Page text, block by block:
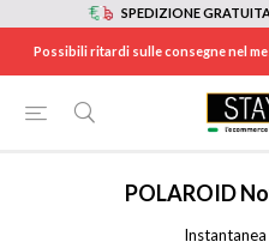
SPEDIZIONE
Possibili ritardi sulle consegne nel
FOTO E VIDEO
POLAROID